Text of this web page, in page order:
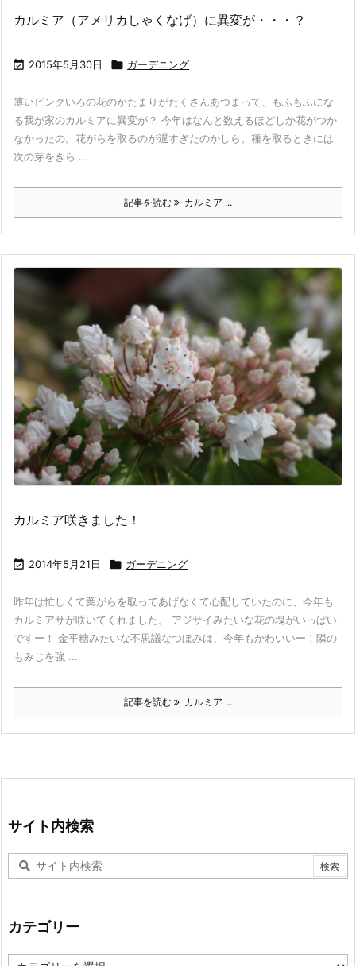
カルミア（アメリカしゃくなげ）に異変が・・・？
 2015年5月30日  ガーデニング
薄いピンクいろの花のかたまりがたくさんあつまって、もふもふにな
る我が家のカルミアに異変が？ 今年はなんと数えるほどしか花がつか
なかったの。花がらを取るのが遅すぎたのかしら。種を取るときには
次の芽をきら ...
記事を読む カルミア ...
カルミア咲きました！
 2014年5月21日  ガーデニング
昨年は忙しくて葉がらを取ってあげなくて心配していたのに、今年も
カルミアサが咲いてくれました。 アジサイみたいな花の塊がいっぱい
ですー！ 金平糖みたいな不思議なつぼみは、今年もかわいいー！隣の
もみじを強 ...
記事を読む カルミア ...
サイト内検索
カテゴリー